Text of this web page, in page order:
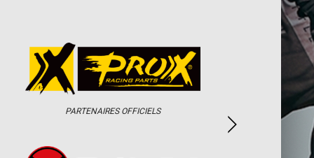
PARTENAIRES OFFICIELS